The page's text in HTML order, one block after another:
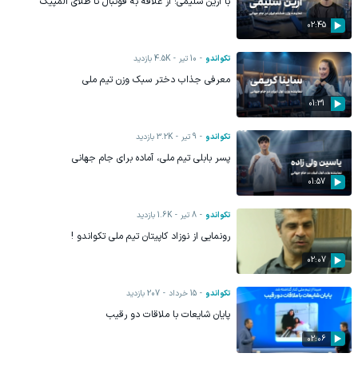
02:45
01:31
تکواندو 10 تیر 4.5Kبازدید
معرفی جذاب دختر سبک وزن تیم ملی
01:57
تکواندو 9 تیر 3.2Kبازدید
پسر بابلی تیم ملی، آماده برای جام جهانی
02:07
تکواندو 8 تیر 1.6Kبازدید
رونمایی از نوزاد کاپیتان تیم ملی تکواندو !
02:06
تکواندو 15 خرداد 207بازدید
پایان شایعات با ملاقات دو رقیب